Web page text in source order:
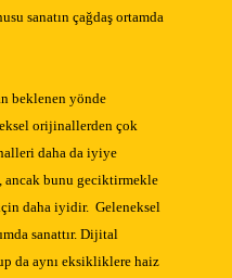
sanatın çağdaş ortamda
beklenen yönde
orijinallerden çok
daha da iyiye
ancak bunu geciktirmekle
daha iyidir. Geleneksel
sanattır. Dijital
da aynı eksikliklere haiz